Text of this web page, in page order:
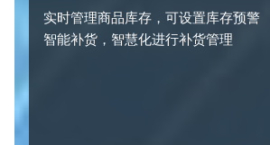
实时管理商品库存，可设置库存预警
智能补货，智慧化进行补货管理